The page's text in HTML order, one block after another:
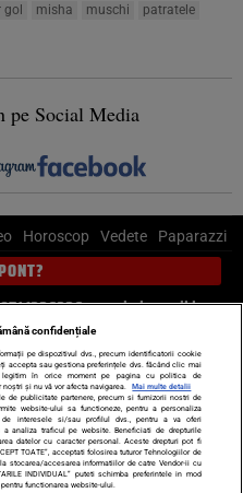
misha muschi
patratele
pe Social Media
Horoscop Vedete Paparazzi
sau trimite mail la
Politică
Dictionar de vise
LIFE STYLE
Politica de confidențialitate
confidențiale
pe dispozitivul dvs., precum identificatorii cookie
accepta sau gestiona preferințele dvs. făcând clic mai
în orice moment pe pagina cu politica de
și nu vă vor afecta navigarea.
Mai multe detalii
de publicitate partenere, precum si furnizorii nostri de
website-ului sa functioneze, pentru a personaliza
interesele si/sau profilul dvs., pentru a va oferi
analiza traficul pe website. Beneficiati de drepturile
datelor cu caracter personal. Aceste drepturi pot fi
TOATE”, acceptati folosirea tuturor Tehnologiilor de
stocarea/accesarea informatiilor de catre Vendor-ii cu
INDIVIDUAL” puteti schimba preferintele in mod
functionarea website-ului.